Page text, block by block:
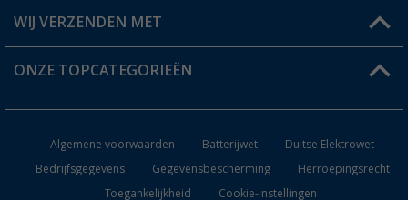
Verlanglijstje
Verzendinformatie
Catalogus
WIJ VERZENDEN MET
ONZE TOPCATEGORIEËN
Algemene voorwaarden Batterijwet
Duitse Elektrowet
Bedrijfsgegevens
Gegevensbescherming
Herroepingsrecht
Toegankelijkheid
Cookie-instellingen